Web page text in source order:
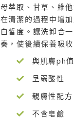
母萃取、甘草、維
在清潔的過程中增
白皙度。讓洗卸合
奏，使後續保養吸收
與肌膚ph
呈弱酸性
親膚性配方
不含皂鹼